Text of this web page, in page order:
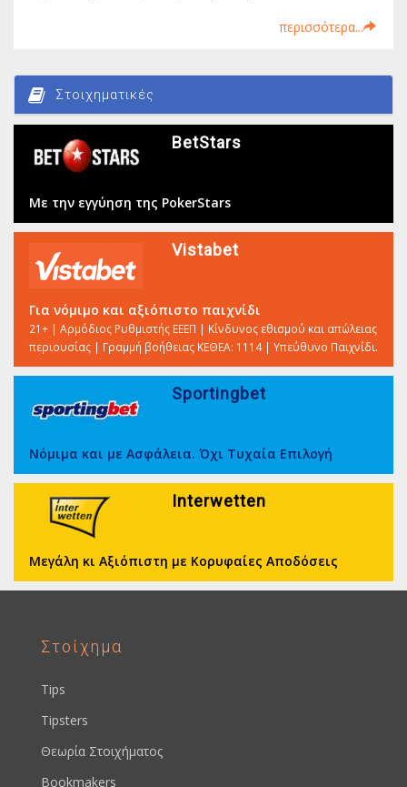
περισσότερα...
Στοιχηματικές
BetStars
Με την εγγύηση της PokerStars
Vistabet
Για νόμιμο και αξιόπιστο παιχνίδι
21+ | Αρμόδιος Ρυθμιστής ΕΕΕΠ | Κίνδυνος εθισμού και απώλειας
περιουσίας | Γραμμή βοήθειας ΚΕΘΕΑ: 1114 | Υπεύθυνο Παιχνίδι.
Sportingbet
Νόμιμα και με Ασφάλεια. Όχι Τυχαία Επιλογή
Interwetten
Μεγάλη κι Αξιόπιστη με Κορυφαίες Αποδόσεις
Στοίχημα
Tips
Tipsters
Θεωρία Στοιχήματος
Bookmakers